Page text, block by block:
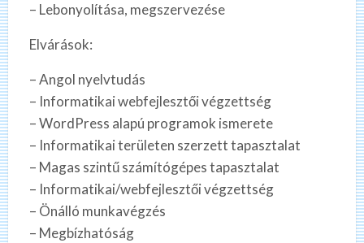
– Lebonyolítása, megszervezése
Elvárások:
– Angol nyelvtudás
– Informatikai webfejlesztői végzettség
– WordPress alapú programok ismerete
– Informatikai területen szerzett tapasztalat
– Magas szintű számítógépes tapasztalat
– Informatikai/webfejlesztői végzettség
– Önálló munkavégzés
– Megbízhatóság